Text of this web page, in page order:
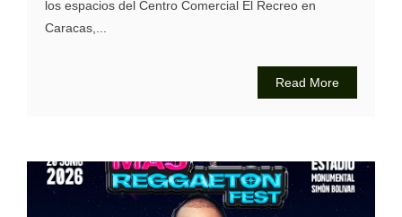
los espacios del Centro Comercial El Recreo en
Caracas,...
Read More